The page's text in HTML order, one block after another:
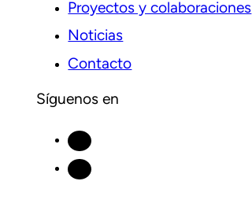
Proyectos y colaboraciones
Noticias
Contacto
Síguenos en